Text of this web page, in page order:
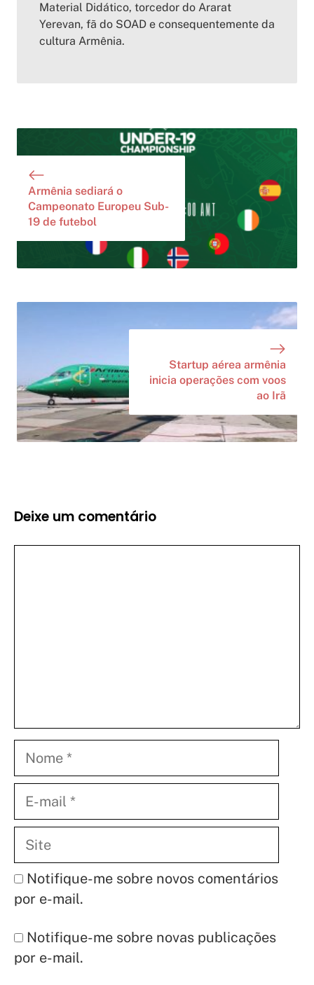
Material Didático, torcedor do Ararat
Yerevan, fã do SOAD e consequentemente da
cultura Armênia.
Armênia sediará o
Campeonato Europeu Sub-
19 de futebol
Startup aérea armênia
inicia operações com voos
ao Irã
Deixe um comentário
mail
Notifique-me sobre novos comentários
por e-mail.
Notifique-me sobre novas publicações
por e-mail.